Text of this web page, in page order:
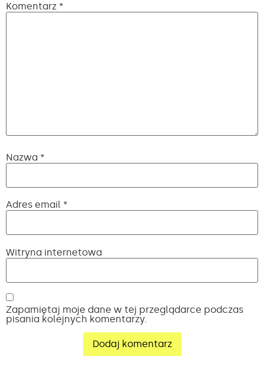
Komentarz *
Nazwa *
Adres email *
Witryna internetowa
Zapamiętaj moje dane w tej przeglądarce podczas
pisania kolejnych komentarzy.